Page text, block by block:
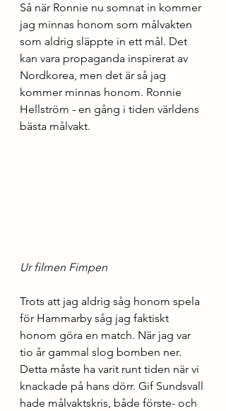
Så när Ronnie nu somnat in kommer
jag minnas honom som målvakten
som aldrig släppte in ett mål. Det
kan vara propaganda inspirerat av
Nordkorea, men det är så jag
kommer minnas honom. Ronnie
Hellström - en gång i tiden världens
bästa målvakt.
Ur filmen Fimpen
Trots att jag aldrig såg honom spela
för Hammarby såg jag faktiskt
honom göra en match. När jag var
tio år gammal slog bomben ner.
Detta måste ha varit runt tiden när vi
knackade på hans dörr. Gif Sundsvall
hade målvaktskris, både förste- och